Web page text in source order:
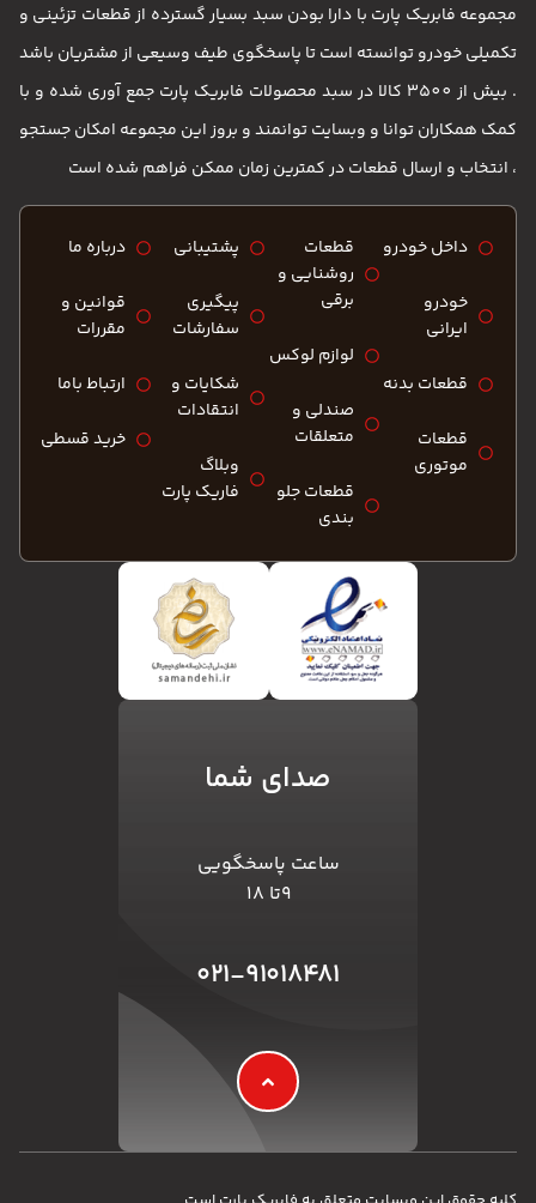
مجموعه فابریک پارت با دارا بودن سبد بسیار گسترده از قطعات تزئینی و
تکمیلی خودرو توانسته است تا پاسخگوی طیف وسیعی از مشتریان باشد
. بیش از 3500 کالا در سبد محصولات فابریک پارت جمع آوری شده و با
کمک همکاران توانا و وبسایت توانمند و بروز این مجموعه امکان جستجو
، انتخاب و ارسال قطعات در کمترین زمان ممکن فراهم شده است
داخل خودرو
خودرو
ایرانی
قطعات بدنه
قطعات
موتوری
قطعات
روشنایی و
برقی
لوازم لوکس
صندلی و
متعلقات
قطعات جلو
بندی
پشتیبانی
پیگیری
سفارشات
شکایات و
انتقادات
وبلاگ
فاریک پارت
درباره ما
قوانین و
مقررات
ارتباط باما
خرید قسطی
صدای شما
ساعت پاسخگویی
۹تا ۱۸
۰۲۱-۹۱۰۱۸۴۸۱